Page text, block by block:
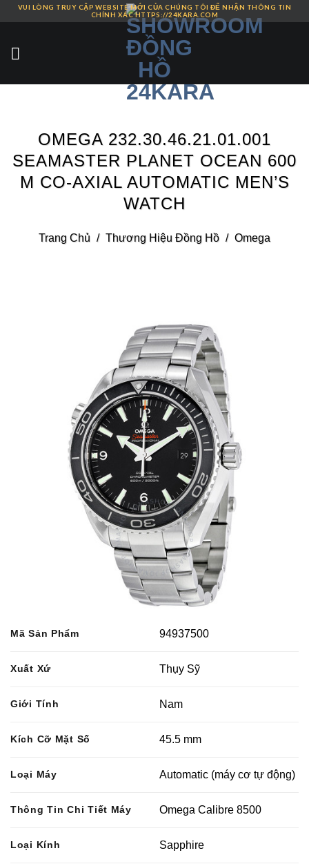
Skip
content
VUI LÒNG TRUY CẬP WEBSITE MỚI CỦA CHÚNG TÔI ĐỂ NHẬN THÔNG TIN
CHÍNH XÁC HTTPS://24KARA.COM
OMEGA 232.30.46.21.01.001
SEAMASTER PLANET OCEAN 600
M CO-AXIAL AUTOMATIC MEN’S
WATCH
Trang Chủ / Thương Hiệu Đồng Hồ / Omega
Mã Sản Phẩm 94937500
Xuất Xứ Thụy Sỹ
Giới Tính Nam
Kích Cỡ Mặt Số 45.5 mm
Loại Máy Automatic (máy cơ tự động)
Thông Tin Chi Tiết Máy Omega Calibre 8500
Loại Kính Sapphire